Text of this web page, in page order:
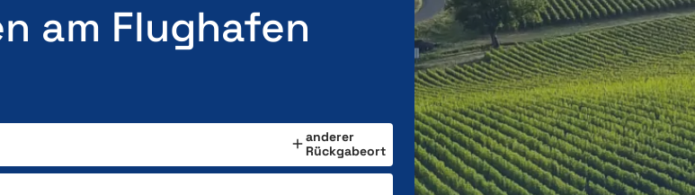
am Flughafen
anderer
Rückgabeort